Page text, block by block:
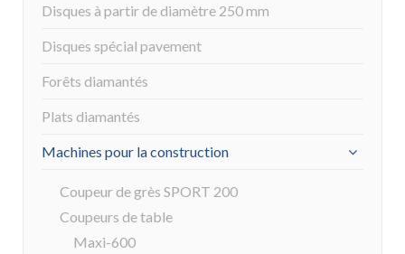
Disques à partir de diamètre 250 mm
Disques spécial pavement
Forêts diamantés
Plats diamantés
Machines pour la construction
Coupeur de grès SPORT 200
Coupeurs de table
Maxi-600